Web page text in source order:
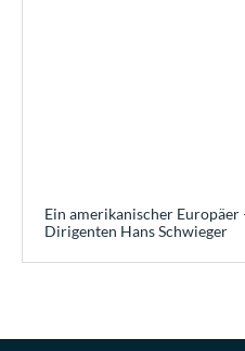
Ein amerikanischer Europäer
Dirigenten Hans Schwieger